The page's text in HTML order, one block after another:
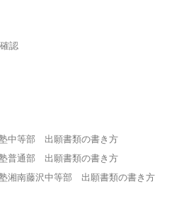
認
中等部 出願書類の書き方
普通部 出願書類の書き方
湘南藤沢中等部 出願書類の書き方